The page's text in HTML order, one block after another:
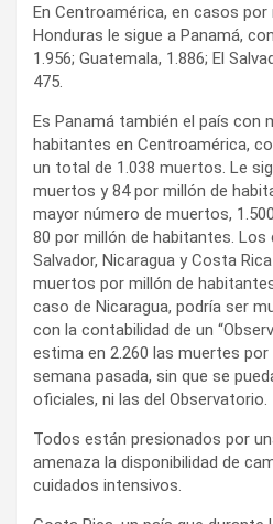
En Centroamérica, en casos
Honduras le sigue a Panamá,
1.956; Guatemala, 1.886; El
475.
Es Panamá también el país con
habitantes en Centroamérica,
un total de 1.038 muertos. Le
muertos y 84 por millón de
mayor número de muertos,
80 por millón de habitantes. Los
Salvador, Nicaragua y Costa
muertos por millón de
caso de Nicaragua, podría ser
con la contabilidad de un
estima en 2.260 las muertes
semana pasada, sin que se
oficiales, ni las del Observatorio.
Todos están presionados por
amenaza la disponibilidad de
cuidados intensivos.